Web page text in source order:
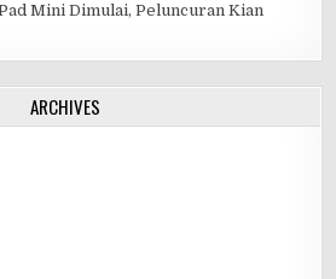
Mini Dimulai, Peluncuran Kian
ARCHIVES